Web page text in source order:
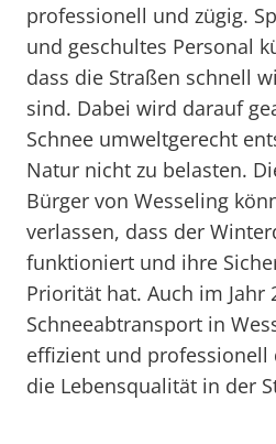
professionell und zügig.
und geschultes Personal
dass die Straßen schnell
sind. Dabei wird darauf
Schnee umweltgerecht
Natur nicht zu belasten.
Bürger von Wesseling
verlassen, dass der
funktioniert und ihre
Priorität hat. Auch im Jahr
Schneeabtransport in
effizient und
die Lebensqualität in der